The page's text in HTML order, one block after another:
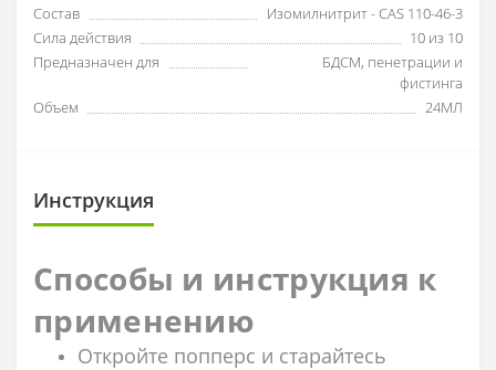
Состав
Изомилнитрит - CAS 110-46-3
Сила действия
10 из 10
Предназначен для
БДСМ, пенетрации и
фистинга
Объем
24МЛ
Инструкция
Способы и инструкция к
применению
Откройте попперс и старайтесь